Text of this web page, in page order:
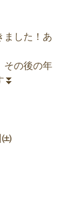
ました！あ
その後の年